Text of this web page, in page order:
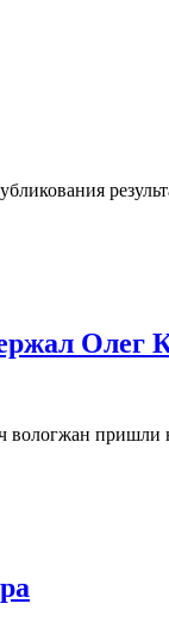
Олег
вологжан